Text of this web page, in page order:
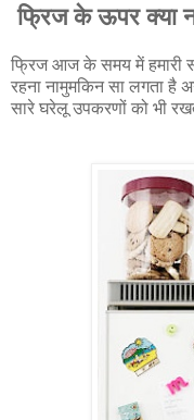
फ्रिज के ऊपर क्या
फ्रिज आज के समय में हमारी
रहना नामुमकिन सा लगता
सारे घरेलू उपकरणों को भी